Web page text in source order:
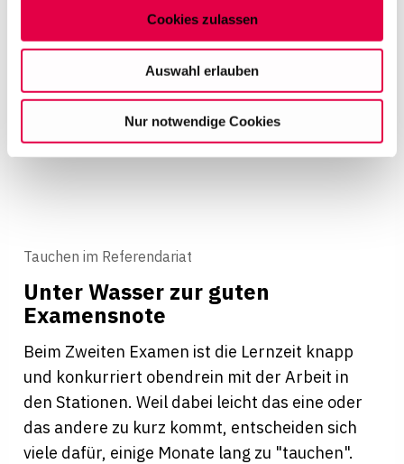
Auf dieser Website setzen wir Cookies ein, um unsere
wirtschaftlich zu betreiben. Mit Bestätigung Ihrer Auswahl
willigen Sie in die Verwendung der gewählten Cookies
ein. Diese Auswahl können Sie jederzeit ändern oder
Ihre Einwilligung widerrufen, indem Sie am Ende der
Cookies zulassen
Auswahl erlauben
Nur notwendige Cookies
Studium & Referendariat
Tauchen im Referendariat
Unter Wasser zur guten
Examensnote
Beim Zweiten Examen ist die Lernzeit knapp
und konkurriert obendrein mit der Arbeit in
den Stationen. Weil dabei leicht das eine oder
das andere zu kurz kommt, entscheiden sich
viele dafür, einige Monate lang zu "tauchen".